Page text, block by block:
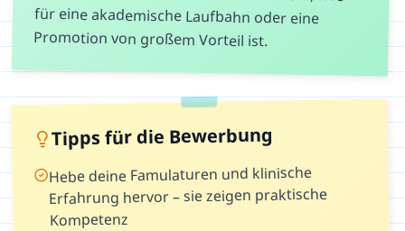
Promotion von großem Vorteil ist.
Tipps für die Bewerbung
Hebe deine Famulaturen und klinische
Erfahrung hervor – sie zeigen praktische
Kompetenz